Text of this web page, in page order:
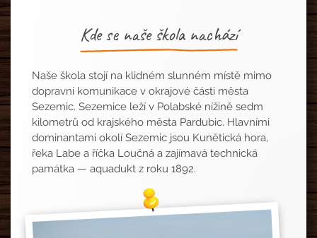
Kde se naše škola nachází
Naše škola stojí na klidném slunném místě mimo
dopravní komunikace v okrajové části města
Sezemic. Sezemice leží v Polabské nížině sedm
kilometrů od krajského města Pardubic. Hlavními
dominantami okolí Sezemic jsou Kunětická hora,
řeka Labe a říčka Loučná a zajímavá technická
památka — aquadukt z roku 1892.